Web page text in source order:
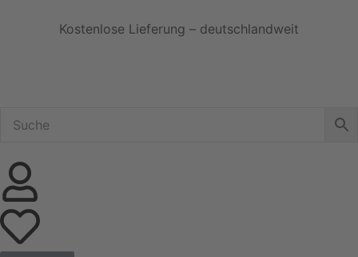
Kostenlose Lieferung – deutschlandweit